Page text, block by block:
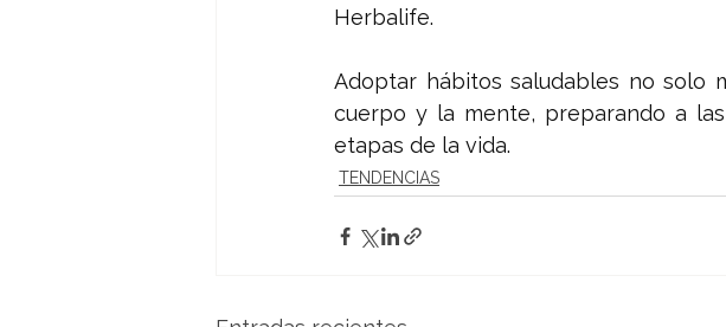
Herbalife.
Adoptar hábitos saludables no solo
cuerpo y la mente, preparando a
etapas de la vida.
TENDENCIAS